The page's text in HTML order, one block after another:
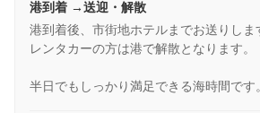
港到着 →送迎・解散
港到着後、市街地ホテルまでお送りしま
レンタカーの方は港で解散となります。
半日でもしっかり満足できる海時間です。